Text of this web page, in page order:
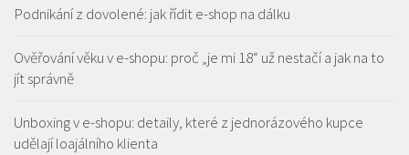
Podnikání z dovolené: jak řídit e-shop na dálku
Ověřování věku v e-shopu: proč „je mi 18“ už nestačí a jak na to
jít správně
Unboxing v e-shopu: detaily, které z jednorázového kupce
udělají loajálního klienta